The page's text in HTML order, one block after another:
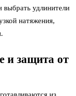
удлинители
натяжения,
и защита от